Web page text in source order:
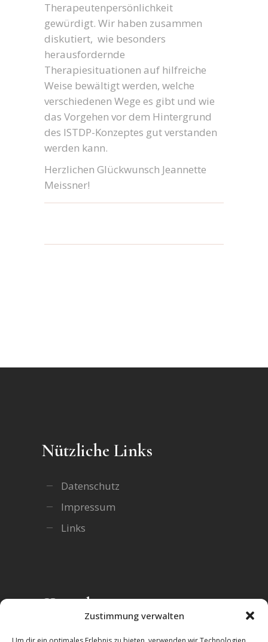
Zustimmung verwalten
Therapeutenpersönlichkeit
gewürdigt. Wir haben zusammen
diskutiert, wie besonders
herausfordernde
Therapiesituationen auf hilfreiche
Weise bewältigt werden, welche
verschiedenen Wege es gibt und wie
das Vorgehen vor dem Hintergrund
des ISTDP-Konzeptes gut verstanden
werden kann.
Herzlichen Glückwunsch Jeannette
Meissner!
Nützliche Links
Datenschutz
Impressum
Links
Kontakt
Zentrum für integrative ISTDP gUG